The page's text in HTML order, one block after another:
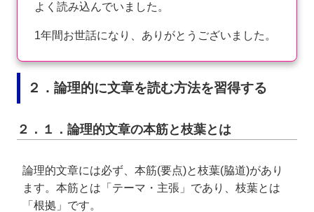
よく読み込んでいました。
1年間お世話になり、ありがとうございました。
２．論理的に文章を読む方法を習得する
２．１．論理的文章の本筋と枝葉とは
論理的文章には必ず、本筋(要点)と枝葉(脇道)があり
ます。本筋とは「テーマ・主張」であり、枝葉とは
「根拠」です。